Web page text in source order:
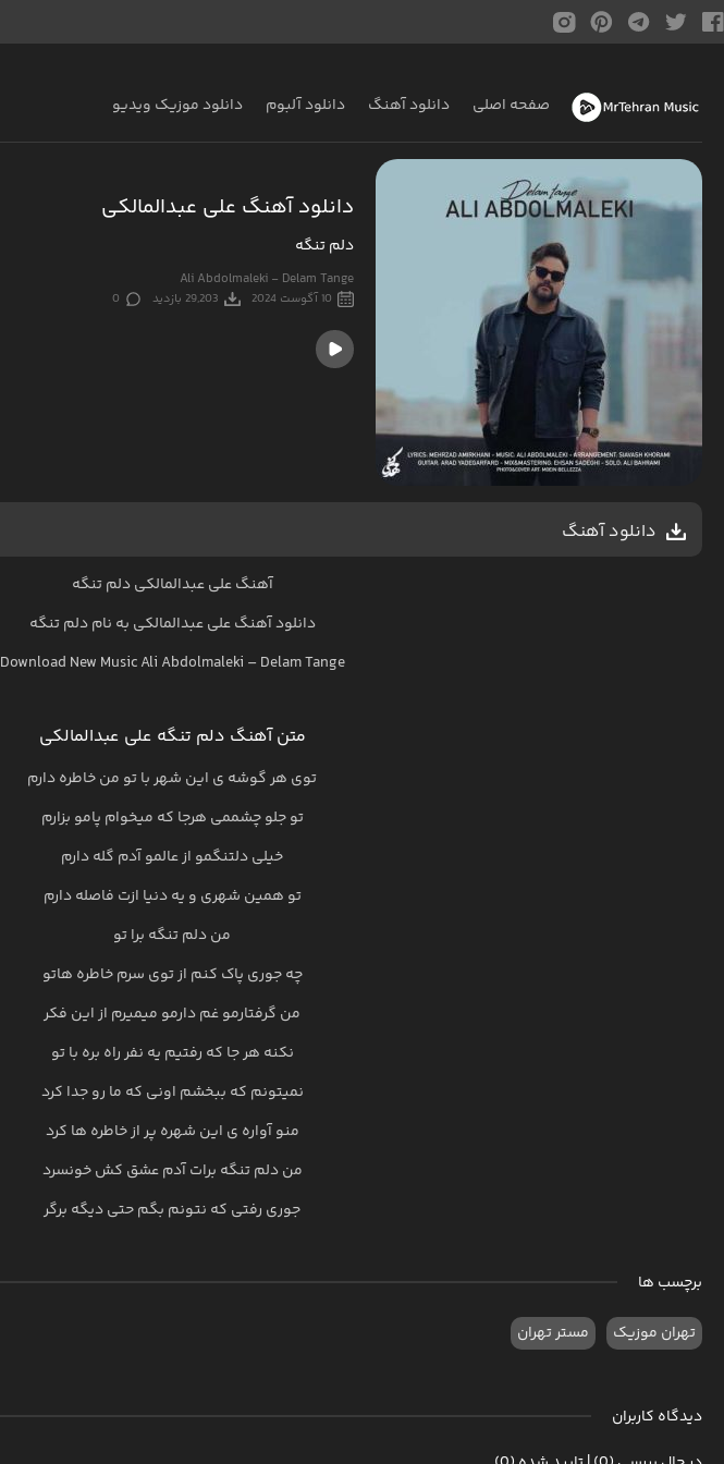
صفحه اصلی دانلود آهنگ دانلود آلبوم دانلود موزیک ویدیو
دانلود آهنگ علی عبدالمالکی
دلم تنگه
Ali Abdolmaleki - Delam Tange
10 آگوست 2024 29,203 بازدید 0
دانلود آهنگ
آهنگ علی عبدالمالکی دلم تنگه
دانلود آهنگ علی عبدالمالکی به نامدلم تنگه
Download New MusicAli Abdolmaleki – Delam Tange
متن آهنگ دلم تنگه علی عبدالمالکی
توی هر گوشه ی این شهر با تو من خاطره دارم
تو جلو چشممی هرجا که میخوام پامو بزارم
خیلی دلتنگمو از عالمو آدم گله دارم
تو همین شهری و یه دنیا ازت فاصله دارم
من دلم تنگه برا تو
چه جوری پاک کنم از توی سرم خاطره هاتو
من گرفتارمو غم دارمو میمیرم از این فکر
نکنه هر جا که رفتیم یه نفر راه بره با تو
نمیتونم که ببخشم اونی که ما رو جدا کرد
منو آواره ی این شهره پر از خاطره ها کرد
من دلم تنگه برات آدم عشق کش خونسرد
جوری رفتی که نتونم بگم حتی دیگه برگر
برچسب ها
تهران موزیک مستر تهران
دیدگاه کاربران